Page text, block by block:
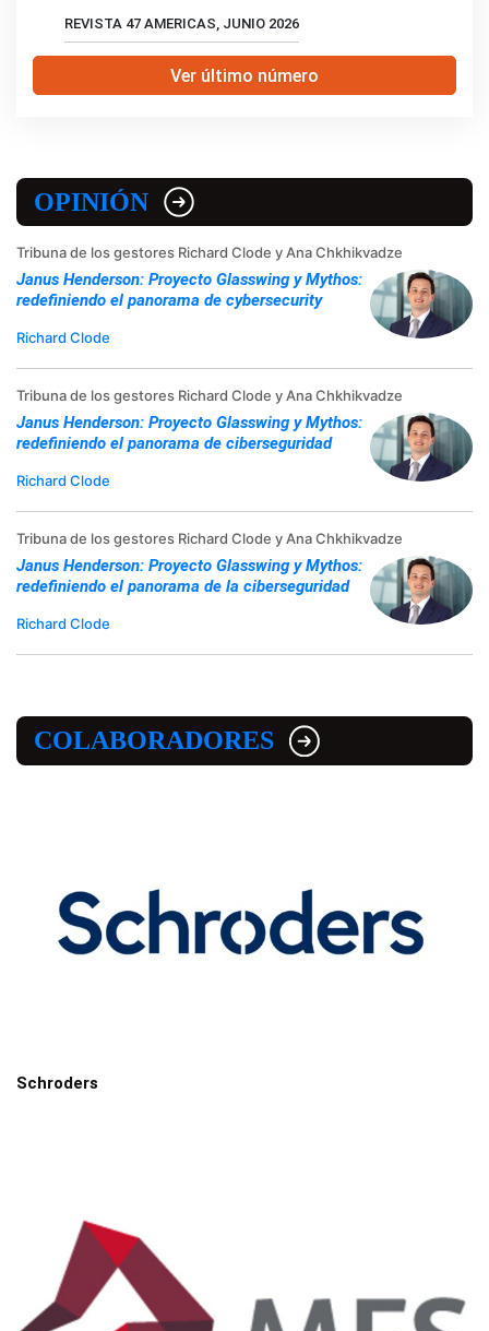
REVISTA 47 AMERICAS, JUNIO 2026
Ver último número
OPINIÓN
Tribuna de los gestores Richard Clode y Ana Chkhikvadze
Janus Henderson: Proyecto Glasswing y Mythos:
redefiniendo el panorama de cybersecurity
Richard Clode
Tribuna de los gestores Richard Clode y Ana Chkhikvadze
Janus Henderson: Proyecto Glasswing y Mythos:
redefiniendo el panorama de ciberseguridad
Richard Clode
Tribuna de los gestores Richard Clode y Ana Chkhikvadze
Janus Henderson: Proyecto Glasswing y Mythos:
redefiniendo el panorama de la ciberseguridad
Richard Clode
COLABORADORES
Schroders